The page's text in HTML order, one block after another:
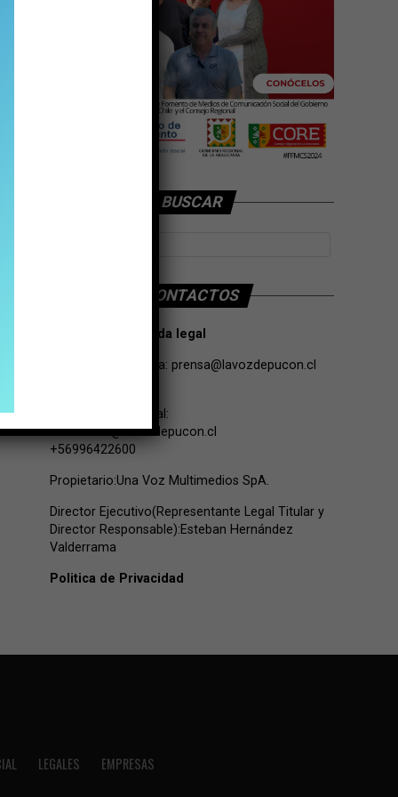
BUSCAR
CONTACTOS
Tarifas Propaganda legal
Contacto de Prensa: prensa@lavozdepucon.cl
Contacto Comercial:
comercial@lavozdepucon.cl
+56996422600
Propietario:Una Voz Multimedios SpA.
Director Ejecutivo(Representante Legal Titular y
Director Responsable):Esteban Hernández
Valderrama
Politica de Privacidad
LEGALES EMPRESAS